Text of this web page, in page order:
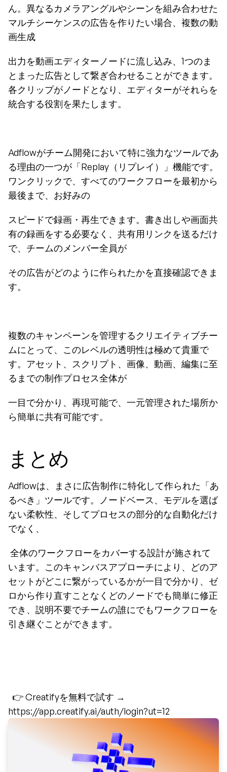
ん。異なるカメラアングルやシーンを組み合わせた
マルチシーケンスの広告を作りたい場合、複数の動
画生成
出力を動画エディターノードに流し込み、1つのま
とまった広告として繋ぎ合わせることができます。
各クリップがノードとなり、エディターがそれらを
統合する役割を果たします。
Adflowがチーム開発において特に強力なツールであ
る理由の一つが「Replay（リプレイ）」機能です。
ワンクリックで、すべてのワークフローを最初から
最後まで、お好みの
スピードで録画・再生できます。書き出しや画面共
有の録画をする必要なく、共有用リンクを送るだけ
で、チームのメンバー全員が
その広告がどのように作られたかを直接確認できま
す。
複数のキャンペーンを管理するクリエイティブチー
ムにとって、このレベルの透明性は極めて貴重で
す。アセット、スクリプト、画像、動画、編集に至
るまでの制作プロセス全体が
一目で分かり、再現可能で、一元管理された場所か
ら簡単に共有可能です。
まとめ
Adflowは、まさに広告制作に特化して作られた「あ
るべき」ツールです。ノードベース、モデルを選ば
ない柔軟性、そしてプロセスの部分的な自動化だけ
でなく、
全体のワークフローをカバーする設計が施されて
います。このキャンバスアプローチにより、どのア
セットがどこに繋がっているかが一目で分かり、ゼ
ロから作り直すことなくどのノードでも簡単に修正
でき、説明不要でチームの誰にでもワークフローを
引き継ぐことができます。
👉 Creatifyを無料で試す →
https://app.creatify.ai/auth/login?ut=12